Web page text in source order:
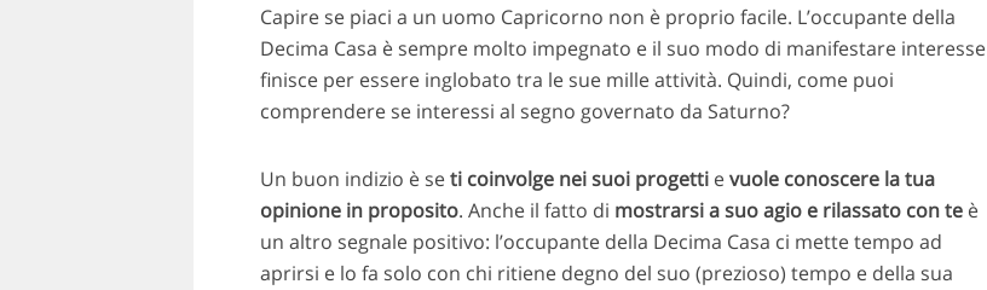
Capire se piaci a un uomo Capricorno non è proprio facile. L’occupante della
Decima Casa è sempre molto impegnato e il suo modo di manifestare interesse
finisce per essere inglobato tra le sue mille attività. Quindi, come puoi
comprendere se interessi al segno governato da Saturno?
Un buon indizio è seti coinvolge nei suoi progetti evuole conoscere la tua
opinione in proposito. Anche il fatto di mostrarsi a suo agio e rilassato con te è
un altro segnale positivo: l’occupante della Decima Casa ci mette tempo ad
aprirsi e lo fa solo con chi ritiene degno del suo (prezioso) tempo e della sua